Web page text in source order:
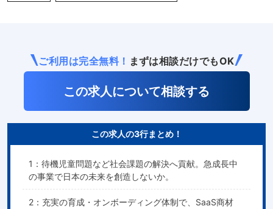
ご利用は完全無料！ まずは相談だけでもOK
この求人について相談する
この求人の3行まとめ！
1：待機児童問題など社会課題の解決へ貢献。急成長中
の事業で日本の未来を創造しないか。
2：充実の育成・オンボーディング体制で、SaaS商材